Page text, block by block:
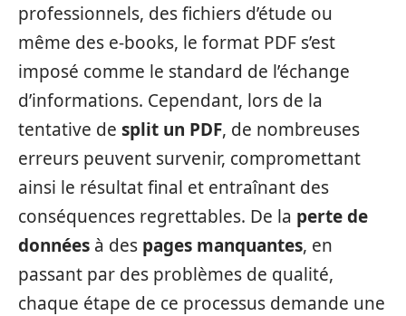
professionnels, des fichiers d’étude ou
même des e-books, le format PDF s’est
imposé comme le standard de l’échange
d’informations. Cependant, lors de la
tentative de split un PDF, de nombreuses
erreurs peuvent survenir, compromettant
ainsi le résultat final et entraînant des
conséquences regrettables. De la perte de
données à des pages manquantes, en
passant par des problèmes de qualité,
chaque étape de ce processus demande une